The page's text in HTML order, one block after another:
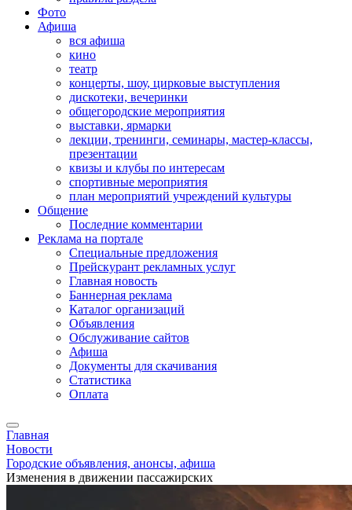
Фото
Афиша
вся афиша
кино
театр
концерты, шоу, цирковые выступления
дискотеки, вечеринки
общегородские мероприятия
выставки, ярмарки
лекции, тренинги, семинары, мастер-классы,
презентации
квизы и клубы по интересам
спортивные мероприятия
план мероприятий учреждений культуры
Общение
Последние комментарии
Реклама на портале
Специальные предложения
Прейскурант рекламных услуг
Главная новость
Баннерная реклама
Каталог организаций
Объявления
Обслуживание сайтов
Афиша
Документы для скачивания
Статистика
Оплата
Главная
Новости
Городские объявления, анонсы, афиша
Изменения в движении пассажирских